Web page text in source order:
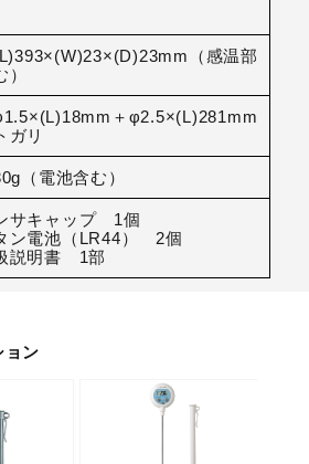
（感温部
）
＋φ2.5×(L)281mm
ガリ
（電池含む）
サキャップ 1個
ン電池（LR44） 2個
説明書 1部
ョン